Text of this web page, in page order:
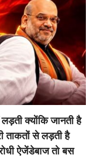
क्योंकि जानती है
ताकतों से लड़ती है
ऐजेंडेबाज तो बस